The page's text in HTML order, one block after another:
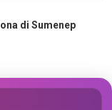
di Sumenep